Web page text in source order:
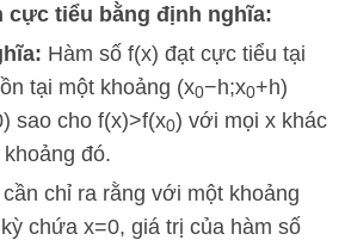
cực tiểu bằng định nghĩa:
Hàm số f(x) đạt cực tiểu tại
tại một khoảng (x0−h;x0+h)
) sao cho f(x)>f(x0) với mọi x khác
đó.
chỉ ra rằng với một khoảng
chứa x=0, giá trị của hàm số